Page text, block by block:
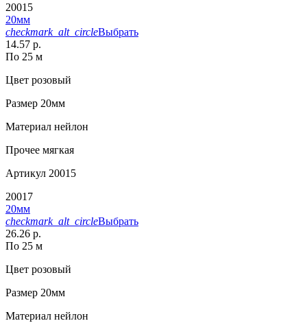
20015
20мм
checkmark_alt_circleВыбрать
14.57 р.
По 25 м
Цвет розовый
Размер 20мм
Материал нейлон
Прочее мягкая
Артикул 20015
20017
20мм
checkmark_alt_circleВыбрать
26.26 р.
По 25 м
Цвет розовый
Размер 20мм
Материал нейлон